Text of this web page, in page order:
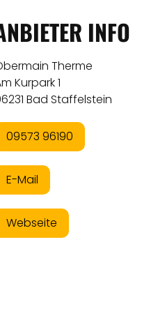
INFO
Therme
Kurpark 1
Bad Staffelstein
09573 96190
E-Mail
Webseite